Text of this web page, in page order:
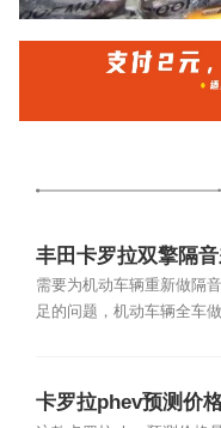
丰田卡罗拉双擎隔
需要为机动车辆重新做隔
足的问题，机动车辆全车
卡罗拉phev预测价